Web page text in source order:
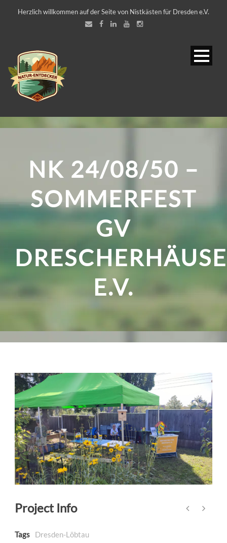
Herzlich willkommen auf der Seite von Nistkästen für Dresden e.V.
NK 24/08/50 –
SOMMERFEST
GV
E.V.
Project Info
Tags Dresden-Löbtau